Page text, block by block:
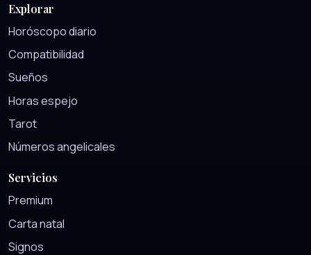
Explorar
Horóscopo diario
Compatibilidad
Sueños
Horas espejo
Tarot
Números angelicales
Servicios
Premium
Carta natal
Signos